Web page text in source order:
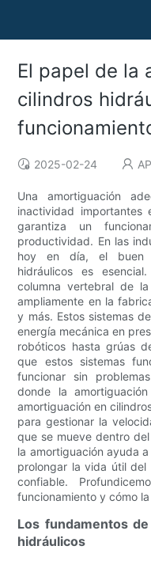
El papel de la
cilindros
2025-02-24
Una amortiguación
inactividad importantes
garantiza un
productividad. En las
hoy en día, el buen
hidráulicos es
columna vertebral de
ampliamente en la
y más. Estos sistemas
energía mecánica en
robóticos hasta grúas
que estos sistemas
funcionar sin
donde la
amortiguación en
para gestionar la
que se mueve dentro
la amortiguación ayuda
prolongar la vida útil
confiable.
funcionamiento y cómo
Los fundamentos
hidráulicos